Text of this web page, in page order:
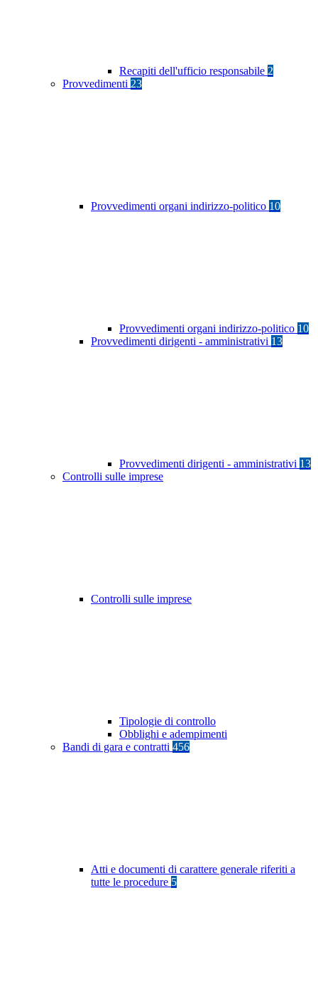
Recapiti dell'ufficio responsabile 2
Provvedimenti 23
Provvedimenti organi indirizzo-politico 10
Provvedimenti organi indirizzo-politico 10
Provvedimenti dirigenti - amministrativi 13
Provvedimenti dirigenti - amministrativi 13
Controlli sulle imprese
Controlli sulle imprese
Tipologie di controllo
Obblighi e adempimenti
Bandi di gara e contratti 456
Atti e documenti di carattere generale riferiti a
tutte le procedure 5